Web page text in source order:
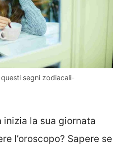
segni zodiacali-
inizia la sua giornata
l’oroscopo? Sapere se